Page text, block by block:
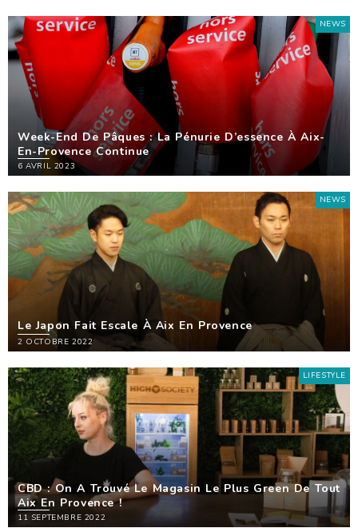
NEWS
Week-End De Pâques : La Pénurie D’essence À Aix-
En-Provence Continue
6 AVRIL 2023
NEWS
Le Japon Fait Escale À Aix En Provence
2 OCTOBRE 2022
LIFESTYLE
CBD : On A Trouvé Le Magasin Le Plus Green De Tout
Aix En Provence !
11 SEPTEMBRE 2022